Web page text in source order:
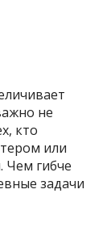
не
кто
или
Чем гибче
задачи